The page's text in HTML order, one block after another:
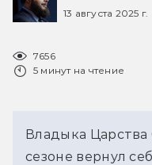
13 августа 2025 г.
7656
5 минут на чтение
Владыка
сезоне вернул